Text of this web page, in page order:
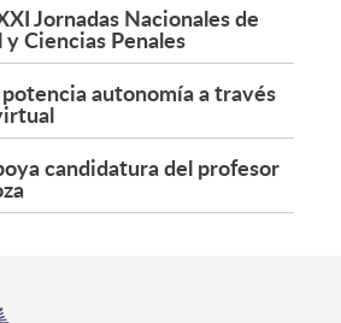
Jornadas Nacionales de
Ciencias Penales
autonomía a través
candidatura del profesor